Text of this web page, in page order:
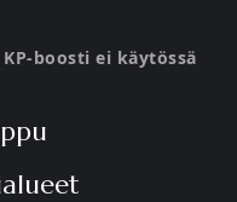
boosti ei käytössä